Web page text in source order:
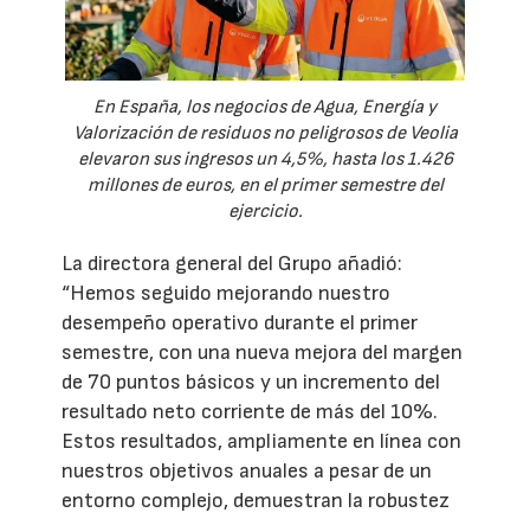
En España, los negocios de Agua, Energía y
Valorización de residuos no peligrosos de Veolia
elevaron sus ingresos un 4,5%, hasta los 1.426
millones de euros, en el primer semestre del
ejercicio.
La directora general del Grupo añadió:
“Hemos seguido mejorando nuestro
desempeño operativo durante el primer
semestre, con una nueva mejora del margen
de 70 puntos básicos y un incremento del
resultado neto corriente de más del 10%.
Estos resultados, ampliamente en línea con
nuestros objetivos anuales a pesar de un
entorno complejo, demuestran la robustez